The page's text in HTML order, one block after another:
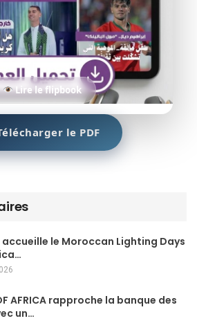
Lire le flipbook
le PDF
le Moroccan Lighting Days
AFRICA rapproche la banque des
un…